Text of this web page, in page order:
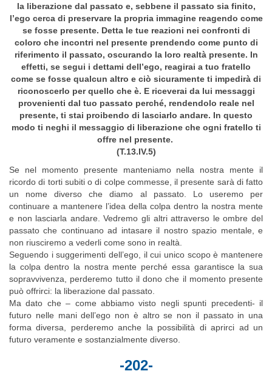
la liberazione dal passato e, sebbene il passato sia finito,
l’ego cerca di preservare la propria immagine reagendo come
se fosse presente. Detta le tue reazioni nei confronti di
coloro che incontri nel presente prendendo come punto di
riferimento il passato, oscurando la loro realtà presente. In
effetti, se segui i dettami dell’ego, reagirai a tuo fratello
come se fosse qualcun altro e ciò sicuramente ti impedirà di
riconoscerlo per quello che è. E riceverai da lui messaggi
provenienti dal tuo passato perché, rendendolo reale nel
presente, ti stai proibendo di lasciarlo andare. In questo
modo ti neghi il messaggio di liberazione che ogni fratello ti
offre nel presente.
(T.13.IV.5)
Se nel momento presente manteniamo nella nostra mente il
ricordo di torti subiti o di colpe commesse, il presente sarà di fatto
un nome diverso che diamo al passato. Lo useremo per
continuare a mantenere l’idea della colpa dentro la nostra mente
e non lasciarla andare. Vedremo gli altri attraverso le ombre del
passato che continuano ad intasare il nostro spazio mentale, e
non riusciremo a vederli come sono in realtà.
Seguendo i suggerimenti dell’ego, il cui unico scopo è mantenere
la colpa dentro la nostra mente perché essa garantisce la sua
sopravvivenza, perderemo tutto il dono che il momento presente
può offrirci: la liberazione dal passato.
Ma dato che – come abbiamo visto negli spunti precedenti- il
futuro nelle mani dell’ego non è altro se non il passato in una
forma diversa, perderemo anche la possibilità di aprirci ad un
futuro veramente e sostanzialmente diverso.
-202-